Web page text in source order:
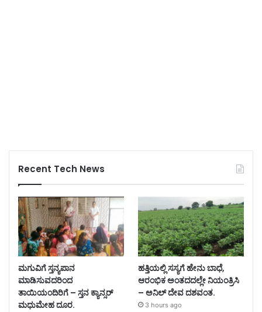
Recent Tech News
ಮಗುವಿಗೆ ಸ್ತನ್ಯಪಾನ
ಮಾಡಿಸುವದರಿಂದ
ತಾಯಿಯಂದಿರಿಗೆ – ಸ್ತನ ಕ್ಯಾನ್ಸರ್
ಮಧುಮೇಹ ದೂರ.
ಹತ್ತಿಯಲ್ಲಿ ಸಸ್ಯಗೆ ಹೇನು ಬಾಧೆ,
ಆರಂಭಿಕ ಅಂತದದಲ್ಲೇ ನಿಯಂತ್ರಿಸಿ
– ಅನಿಲ್ ದೇವ ದಶವಂತ.
3 hours ago